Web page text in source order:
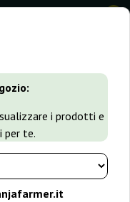
i prodotti e
per te.
0
Sativa Michka Regular